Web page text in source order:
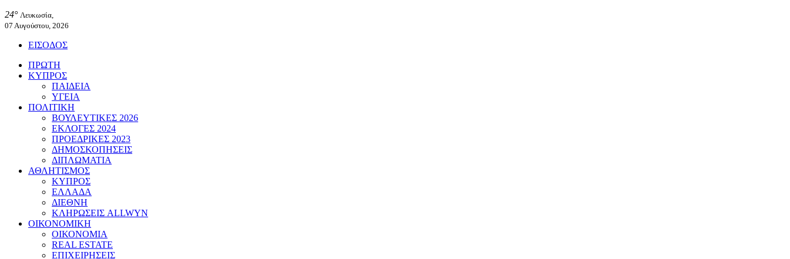
24° Λευκωσία,
07 Αυγούστου, 2026
ΕΙΣΟΔΟΣ
ΠΡΩΤΗ
ΚΥΠΡΟΣ
ΠΑΙΔΕΙΑ
ΥΓΕΙΑ
ΠΟΛΙΤΙΚΗ
ΒΟΥΛΕΥΤΙΚΕΣ 2026
ΕΚΛΟΓΕΣ 2024
ΠΡΟΕΔΡΙΚΕΣ 2023
ΔΗΜΟΣΚΟΠΗΣΕΙΣ
ΔΙΠΛΩΜΑΤΙΑ
ΑΘΛΗΤΙΣΜΟΣ
ΚΥΠΡΟΣ
ΕΛΛΑΔΑ
ΔΙΕΘΝΗ
ΚΛΗΡΩΣΕΙΣ ALLWYN
ΟΙΚΟΝΟΜΙΚΗ
ΟΙΚΟΝΟΜΙΑ
REAL ESTATE
ΕΠΙΧΕΙΡΗΣΕΙΣ